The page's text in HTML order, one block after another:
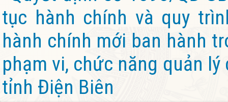
tục hành chính và quy
hành chính mới ban hành
phạm vi, chức năng quản
tỉnh Điện Biên